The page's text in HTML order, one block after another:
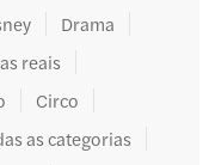
Drama
reais
Circo
as categorias